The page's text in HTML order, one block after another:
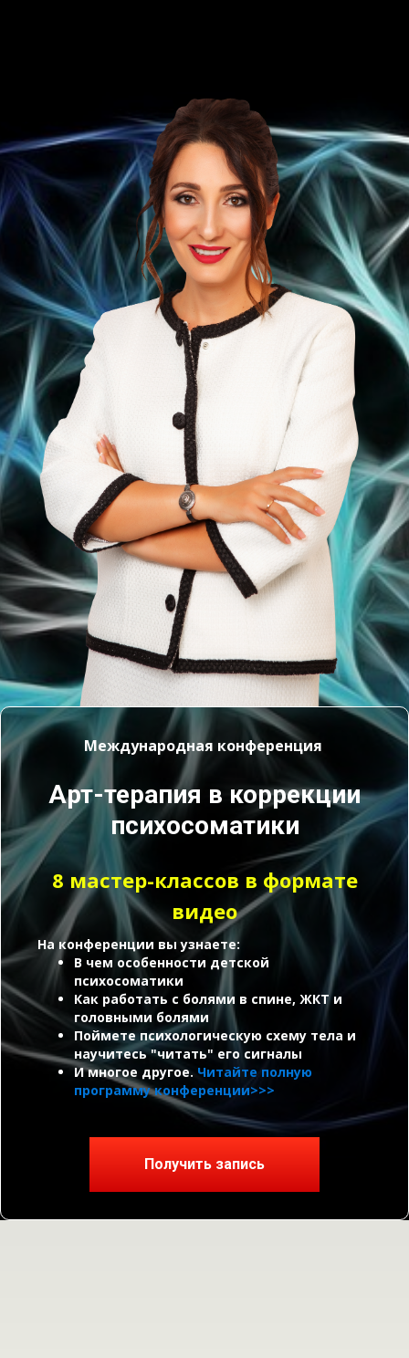
Международная конференция
Арт-терапия в коррекции
психосоматики
8 мастер-классов в формате
видео
На конференции вы узнаете:
В чем особенности детской
психосоматики
Как работать с болями в спине, ЖКТ и
головными болями
Поймете психологическую схему тела и
научитесь "читать" его сигналы
И многое другое. Читайте полную
программу конференции>>>
Получить запись